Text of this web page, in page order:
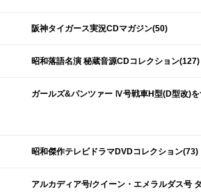
阪神タイガース実況CDマガジン(50)
昭和落語名演 秘蔵音源CDコレクション(127)
昭和傑作テレビドラマDVDコレクション(73)